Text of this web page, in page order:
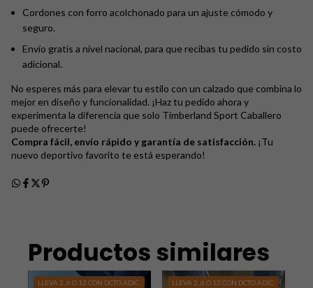
Cordones con forro acolchonado para un ajuste cómodo y
seguro.
Envío gratis a nivel nacional, para que recibas tu pedido sin costo
adicional.
No esperes más para elevar tu estilo con un calzado que combina lo
mejor en diseño y funcionalidad. ¡Haz tu pedido ahora y
experimenta la diferencia que solo Timberland Sport Caballero
puede ofrecerte!
Compra fácil, envío rápido y garantía de satisfacción. ¡Tu
nuevo deportivo favorito te está esperando!
Productos similares
LLEVA 2, 6 O 12 CON DCTO ADIC.
LLEVA 2, 6 O 12 CON DCTO ADIC.